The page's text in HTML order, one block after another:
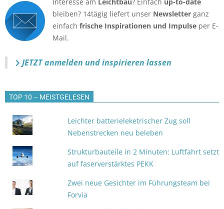
bleiben? 14tägig liefert unser Newsletter ganz
einfach frische Inspirationen und Impulse per E-
Mail.
JETZT anmelden und inspirieren lassen
TOP 10 – MEISTGELESEN
Leichter batterieleketrischer Zug soll
Nebenstrecken neu beleben
Strukturbauteile in 2 Minuten: Luftfahrt setzt
auf faserverstärktes PEKK
Zwei neue Gesichter im Führungsteam bei
Forvia